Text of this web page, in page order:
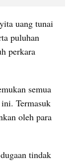
uang tunai
puluhan
perkara
semua
Termasuk
oleh para
tindak